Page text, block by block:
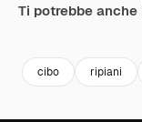
Ti potrebbe anche
cibo ripiani